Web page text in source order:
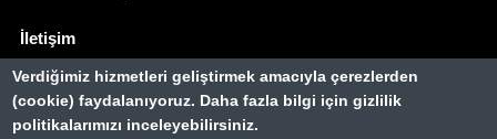
İletişim
Basında Biz
Verdiğimiz hizmetleri geliştirmek amacıyla çerezlerden
(cookie) faydalanıyoruz. Daha fazla bilgi için gizlilik
politikalarımızı inceleyebilirsiniz.